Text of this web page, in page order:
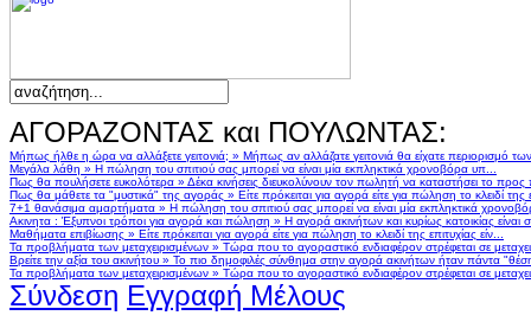
ΑΓΟΡΑΖΟΝΤΑΣ και ΠΟΥΛΩΝΤΑΣ:
Μήπως ήλθε η ώρα να αλλάξετε γειτονιά; » Μήπως αν αλλάζατε γειτονιά θα είχατε περιορισμό
Μεγάλα λάθη » Η πώληση του σπιτιού σας μπορεί να είναι μία εκπληκτικά χρονοβόρα υπ...
Πως θα πουλήσετε ευκολότερα » Δέκα κινήσεις διευκολύνουν τον πωλητή να καταστήσει το
Πως θα μάθετε τα "μυστικά" της αγοράς » Είτε πρόκειται για αγορά είτε για πώληση το κλειδί της
7+1 θανάσιμα αμαρτήματα » Η πώληση του σπιτιού σας μπορεί να είναι μία εκπληκτικά
Ακινητα : Έξυπνοι τρόποι για αγορά και πώληση » Η αγορά ακινήτων και κυρίως κατοικίας
Μαθήματα επιβίωσης » Είτε πρόκειται για αγορά είτε για πώληση το κλειδί της επιτυχίας είν...
Τα προβλήματα των μεταχειρισμένων » Τώρα που το αγοραστικό ενδιαφέρον στρέφεται σε
Βρείτε την αξία του ακινήτου » Το πιο δημοφιλές σύνθημα στην αγορά ακινήτων ήταν πάντα
Τα προβλήματα των μεταχειρισμένων » Τώρα που το αγοραστικό ενδιαφέρον στρέφεται σε
Σύνδεση Εγγραφή Μέλους